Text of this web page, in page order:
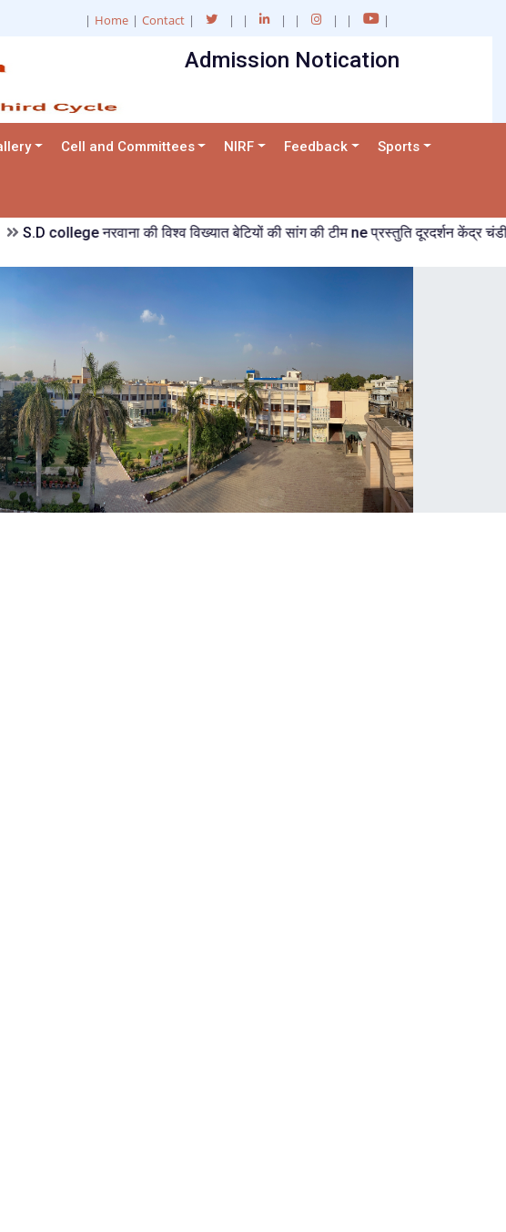
| Home | Contact | | | | | | | |
Admission Notication
Cell and Committees NIRF Feedback Sports
नरवाना की विश्व विख्यात बेटियों की सांग की टीम ne प्रस्तुति दूरदर्शन केंद्र चंडीगढ़ में